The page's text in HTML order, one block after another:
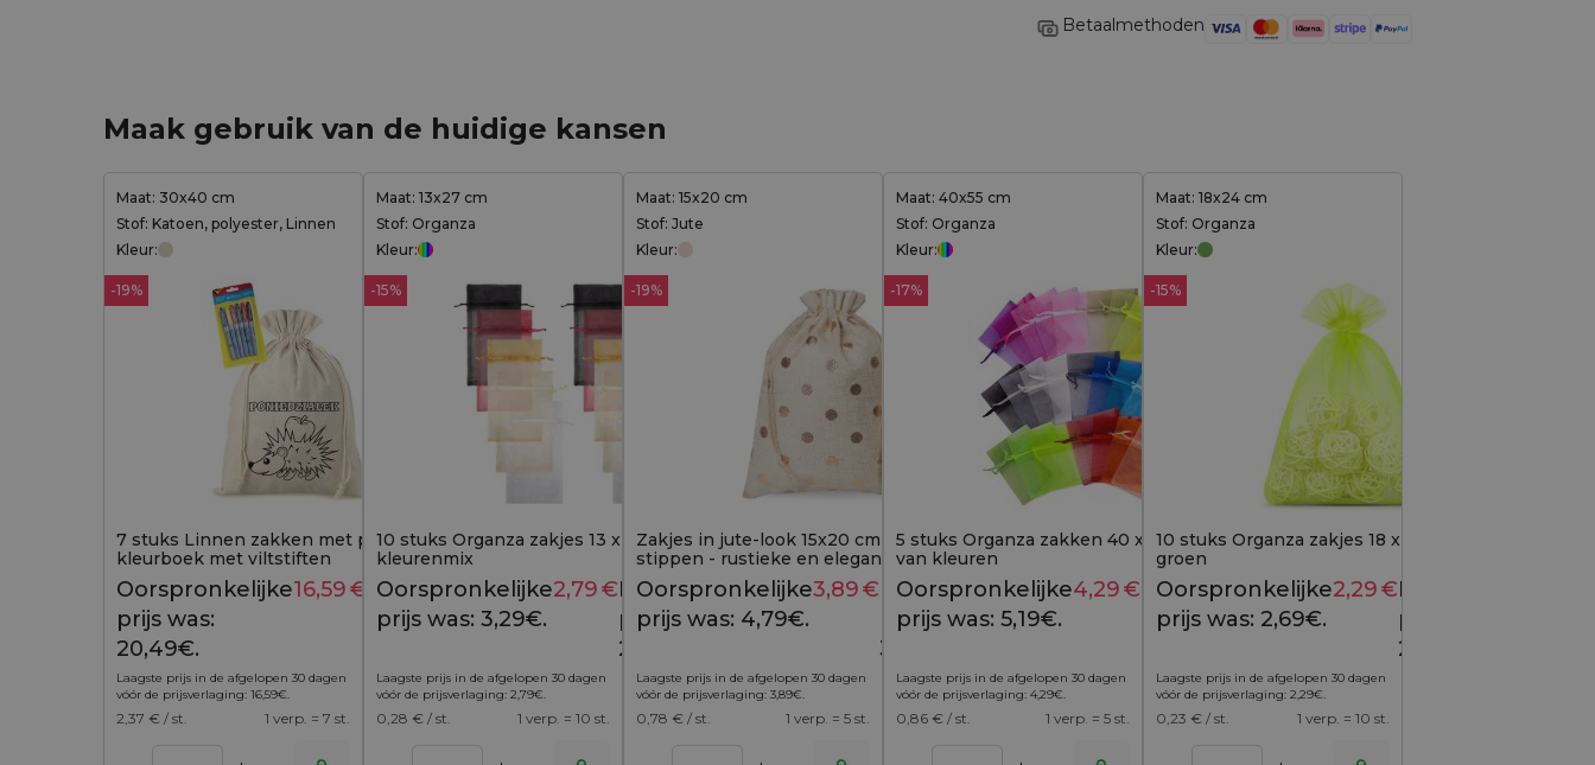
Betaalmethoden
Maak gebruik van de huidige kansen
Maat: 30x40 cm
Stof: Katoen, polyester, Linnen
Kleur:
-19%
7 stuks Linnen zakken met print 30 x 40 cm -
kleurboek met viltstiften
20,49
Oorspronkelijke
prijs was:
20,49€.
16,59€ Huidige
prijs is:
Laagste prijs in de afgelopen 30 dagen
vóór de prijsverlaging: 16,59€.
2,37 € / st. 1 verp. = 7 st.
Maat: 13x27 cm
Stof: Organza
Kleur:
-15%
10 stuks Organza zakjes 13 x 27 cm -
kleurenmix
3,29 €
Oorspronkelijke
prijs was: 3,29€.
2,79€Huidige
prijs is:
2,79€.
Laagste prijs in de afgelopen 30 dagen
vóór de prijsverlaging: 2,79€.
0,28 € / st. 1 verp. = 10 st.
Maat: 15x20 cm
Stof: Jute
Kleur:
-19%
Zakjes in jute-look 15x20 cm met gouden
stippen - rustieke en elegante
cadeauverpakking
4,79 €
Oorspronkelijke
prijs was: 4,79€.
3,89€ Huidige
prijs is:
3,89€.
Laagste prijs in de afgelopen 30 dagen
vóór de prijsverlaging: 3,89€.
0,78 € / st. 1 verp. = 5 st.
Maat: 40x55 cm
Stof: Organza
Kleur:
-17%
5 stuks Organza zakken 40 x 55 cm - mix
van kleuren
5,19 €
Oorspronkelijke
prijs was: 5,19€.
4,29€ Huidige
prijs is:
Laagste prijs in de afgelopen 30 dagen
vóór de prijsverlaging: 4,29€.
0,86 € / st. 1 verp. = 5 st.
Maat: 18x24 cm
Stof: Organza
Kleur:
-15%
10 stuks Organza zakjes 18 x 24 cm - neon
groen
Oorspronkelijke
prijs was: 2,69€.
2,29€Huidige
prijs is:
2,29€.
Laagste prijs in de afgelopen 30 dagen
vóór de prijsverlaging: 2,29€.
0,23 € / st. 1 verp. = 10 st.